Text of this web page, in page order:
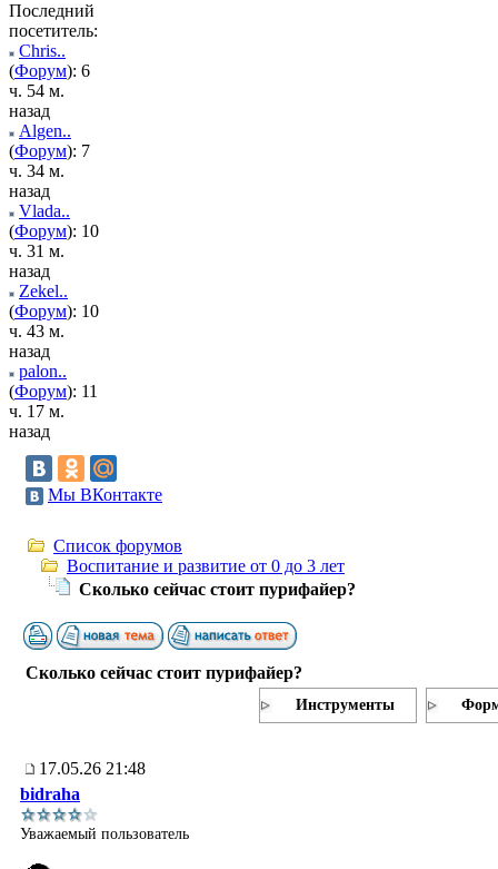
Последний
посетитель:
Chris..
(Форум): 6
ч. 54 м.
назад
Algen..
(Форум): 7
ч. 34 м.
назад
Vlada..
(Форум): 10
ч. 31 м.
назад
Zekel..
(Форум): 10
ч. 43 м.
назад
palon..
(Форум): 11
ч. 17 м.
назад
Мы ВКонтакте
Список форумов
Воспитание и развитие от 0 до 3 лет
Сколько сейчас стоит пурифайер?
Сколько сейчас стоит пурифайер?
Инструменты
17.05.26 21:48
bidraha
Уважаемый пользователь